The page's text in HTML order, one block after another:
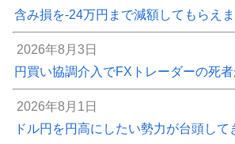
含み損を-24万円まで減額してもらえ
2026年8月3日
円買い協調介入でFXトレーダーの死
2026年8月1日
ドル円を円高にしたい勢力が台頭して